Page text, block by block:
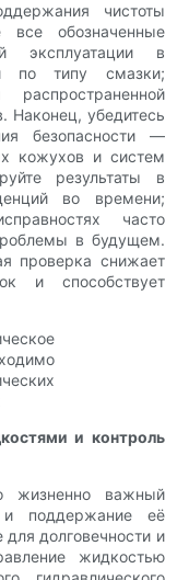
чистоты
все обозначенные
эксплуатации в
по типу смазки;
Наконец, убедитесь
безопасности —
кожухов и систем
результаты в
во времени;
часто
в будущем.
проверка снижает
и способствует
и контроль
жизненно важный
и поддержание её
долговечности и
жидкостью